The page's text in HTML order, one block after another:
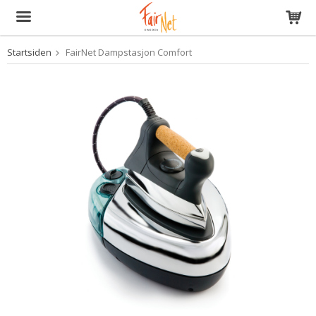
Produktet har blitt lagt til i handlekurven din
Startsiden FairNet Dampstasjon Comfort